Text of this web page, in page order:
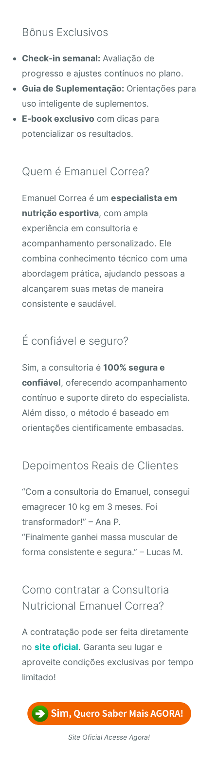
Bônus Exclusivos
Check-in semanal: Avaliação de
progresso e ajustes contínuos no plano.
Guia de Suplementação: Orientações para
uso inteligente de suplementos.
E-book exclusivo com dicas para
potencializar os resultados.
Quem é Emanuel Correa?
Emanuel Correa é um especialista em
nutrição esportiva, com ampla
experiência em consultoria e
acompanhamento personalizado. Ele
combina conhecimento técnico com uma
abordagem prática, ajudando pessoas a
alcançarem suas metas de maneira
consistente e saudável.
É confiável e seguro?
Sim, a consultoria é 100% segura e
confiável, oferecendo acompanhamento
contínuo e suporte direto do especialista.
Além disso, o método é baseado em
orientações cientificamente embasadas.
Depoimentos Reais de Clientes
“Com a consultoria do Emanuel, consegui
emagrecer 10 kg em 3 meses. Foi
transformador!” – Ana P.
“Finalmente ganhei massa muscular de
forma consistente e segura.” – Lucas M.
Como contratar a Consultoria
Nutricional Emanuel Correa?
A contratação pode ser feita diretamente
no site oficial. Garanta seu lugar e
aproveite condições exclusivas por tempo
limitado!
Site Oficial Acesse Agora!